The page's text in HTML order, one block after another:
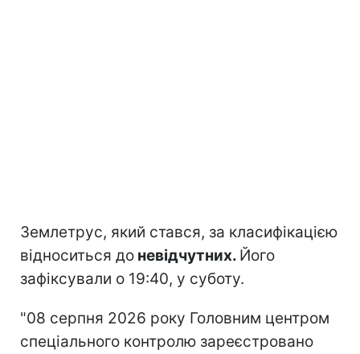
Землетрус, який стався, за класифікацією
відноситься до невідчутних. Його
зафіксували о 19:40, у суботу.
"08 серпня 2026 року Головним центром
спеціального контролю зареєстровано